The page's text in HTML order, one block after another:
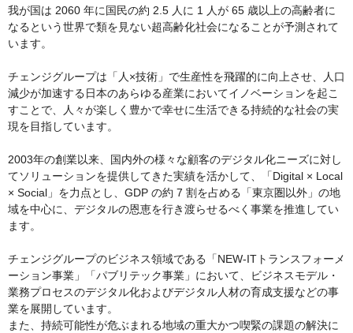
我が国は 2060 年に国民の約 2.5 人に 1 人が 65 歳以上の高齢者に
なるという世界で類を見ない超高齢化社会になることが予測されて
います。
チェンジグループは「人×技術」で生産性を飛躍的に向上させ、人口
減少が加速する日本のあらゆる産業においてイノベーションを起こ
すことで、人々が楽しく豊かで幸せに生活できる持続的な社会の実
現を目指しています。
2003年の創業以来、国内外の様々な顧客のデジタル化ニーズに対し
てソリューションを提供してきた実績を活かして、「Digital × Local
× Social」を力点とし、GDP の約 7 割を占める「東京圏以外」の地
域を中心に、デジタルの恩恵を行き渡らせるべく事業を推進してい
ます。
チェンジグループのビジネス領域である「NEW-ITトランスフォーメ
ーション事業」「パブリテック事業」において、ビジネスモデル・
業務プロセスのデジタル化およびデジタル人材の育成支援などの事
業を展開しています。
また、持続可能性が危ぶまれる地域の重大かつ喫緊の課題の解決に